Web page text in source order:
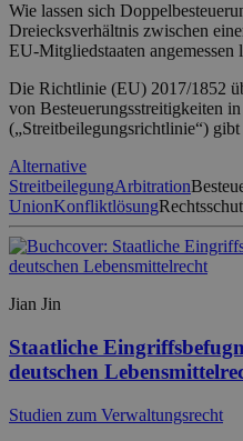
Wie lassen sich
Dreiecksverhältnis zwischen
EU-Mitgliedstaaten angemessen
Die Richtlinie (EU) 2017/1852
von Besteuerungsstreitigkeiten
(„Streitbeilegungsrichtlinie“)
Alternative
StreitbeilegungArbitration
UnionKonfliktlösung
Jian Jin
Staatliche
deutschen
Studien zum Verwaltungsrecht